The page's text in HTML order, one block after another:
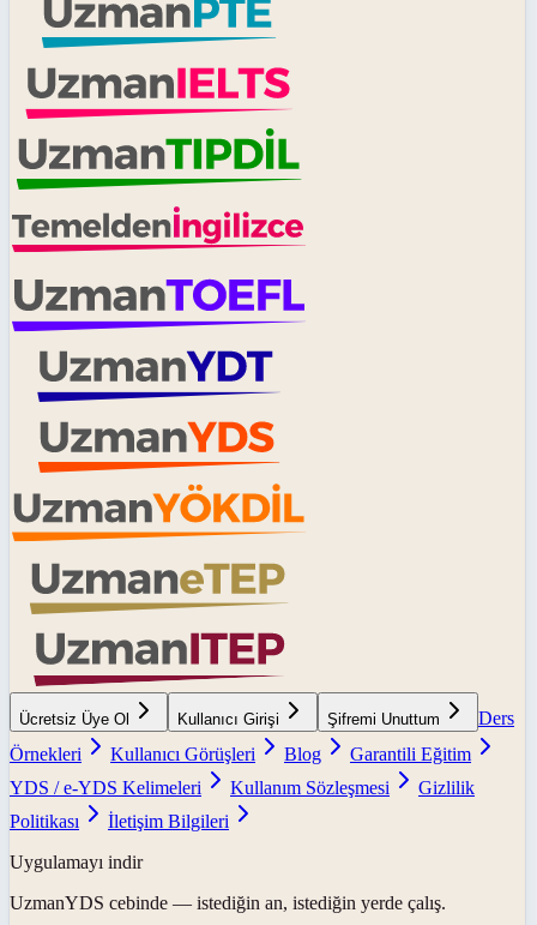
Ücretsiz Üye Ol Kullanıcı Girişi Şifremi Unuttum
Ders
Örnekleri
Kullanıcı Görüşleri Blog
Garantili Eğitim
YDS / e-YDS Kelimeleri
Kullanım Sözleşmesi
Gizlilik
Politikası
İletişim Bilgileri
Uygulamayı indir
UzmanYDS cebinde — istediğin an, istediğin yerde çalış.